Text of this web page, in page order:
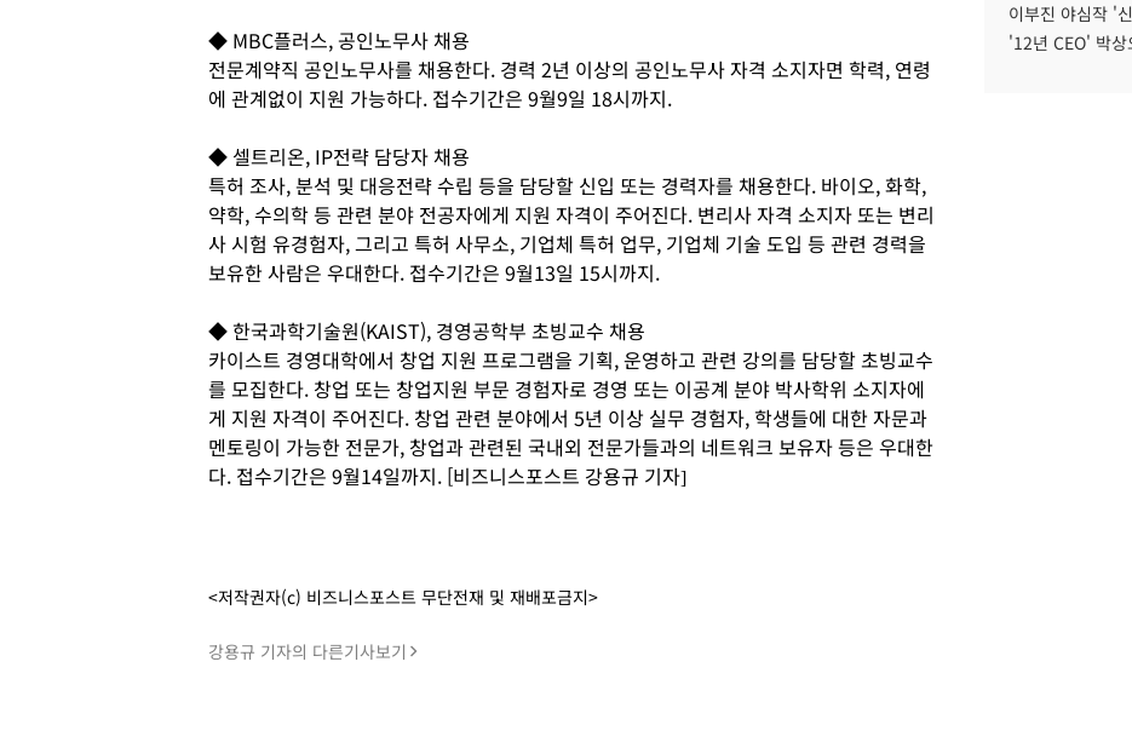
◆ MBC플러스, 공인노무사 채용
전문계약직 공인노무사를 채용한다. 경력 2년 이상의 공인노무사 자격 소지자면 학력, 연령
에 관계없이 지원 가능하다. 접수기간은 9월9일 18시까지.
◆ 셀트리온, IP전략 담당자 채용
특허 조사, 분석 및 대응전략 수립 등을 담당할 신입 또는 경력자를 채용한다. 바이오, 화학,
약학, 수의학 등 관련 분야 전공자에게 지원 자격이 주어진다. 변리사 자격 소지자 또는 변리
사 시험 유경험자, 그리고 특허 사무소, 기업체 특허 업무, 기업체 기술 도입 등 관련 경력을
보유한 사람은 우대한다. 접수기간은 9월13일 15시까지.
◆ 한국과학기술원(KAIST), 경영공학부 초빙교수 채용
카이스트 경영대학에서 창업 지원 프로그램을 기획, 운영하고 관련 강의를 담당할 초빙교수
를 모집한다. 창업 또는 창업지원 부문 경험자로 경영 또는 이공계 분야 박사학위 소지자에
게 지원 자격이 주어진다. 창업 관련 분야에서 5년 이상 실무 경험자, 학생들에 대한 자문과
멘토링이 가능한 전문가, 창업과 관련된 국내외 전문가들과의 네트워크 보유자 등은 우대한
다. 접수기간은 9월14일까지. [비즈니스포스트 강용규 기자]
<저작권자(c) 비즈니스포스트 무단전재 및 재배포금지>
강용규 기자의 다른기사보기
이부진 야심작 '
'12년 CEO' 박상